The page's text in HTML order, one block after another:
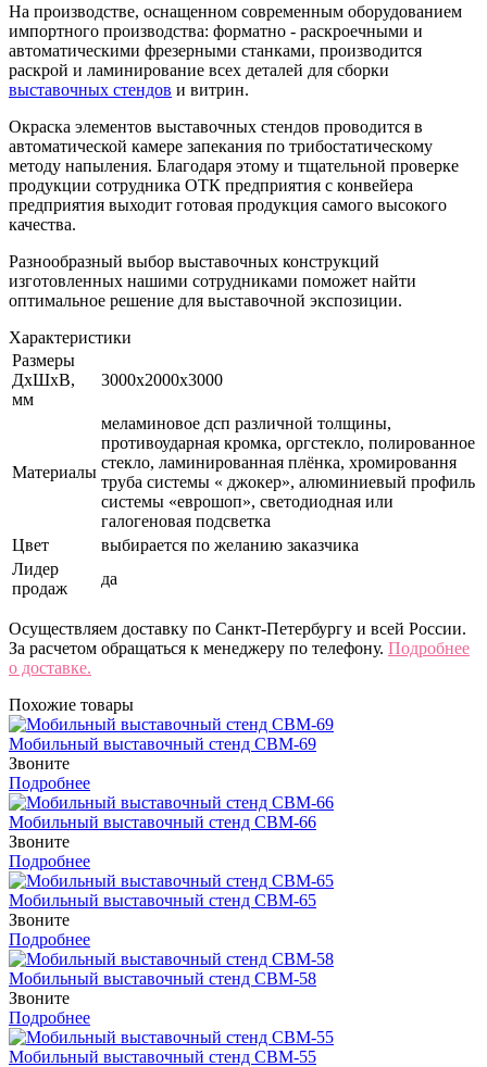
На производстве, оснащенном современным оборудованием
импортного производства: форматно - раскроечными и
автоматическими фрезерными станками, производится
раскрой и ламинирование всех деталей для сборки
выставочных стендов и витрин.
Окраска элементов выставочных стендов проводится в
автоматической камере запекания по трибостатическому
методу напыления. Благодаря этому и тщательной проверке
продукции сотрудника ОТК предприятия с конвейера
предприятия выходит готовая продукция самого высокого
качества.
Разнообразный выбор выставочных конструкций
изготовленных нашими сотрудниками поможет найти
оптимальное решение для выставочной экспозиции.
Характеристики
Размеры
ДхШхВ,
мм
3000х2000х3000
Материалы
меламиновое дсп различной толщины,
противоударная кромка, оргстекло, полированное
стекло, ламинированная плёнка, хромировання
труба системы « джокер», алюминиевый профиль
системы «еврошоп», светодиодная или
галогеновая подсветка
Цвет
выбирается по желанию заказчика
Лидер
продаж
да
Осуществляем доставку по Санкт-Петербургу и всей России.
За расчетом обращаться к менеджеру по телефону. Подробнее
о доставке.
Похожие товары
Мобильный выставочный стенд СВМ-69
Звоните
Подробнее
Мобильный выставочный стенд СВМ-66
Звоните
Подробнее
Мобильный выставочный стенд СВМ-65
Звоните
Подробнее
Мобильный выставочный стенд СВМ-58
Звоните
Подробнее
Мобильный выставочный стенд СВМ-55